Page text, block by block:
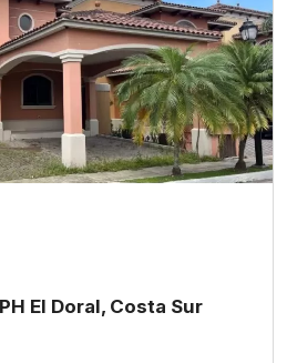
El Doral, Costa Sur